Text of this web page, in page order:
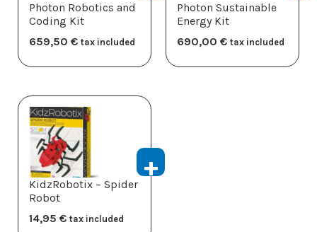
Photon Robotics and
Coding Kit
659,50 ​€ tax included
Photon Sustainable
Energy Kit
690,00 ​€ tax included
KidzRobotix – Spider
Robot
14,95 ​€ tax included